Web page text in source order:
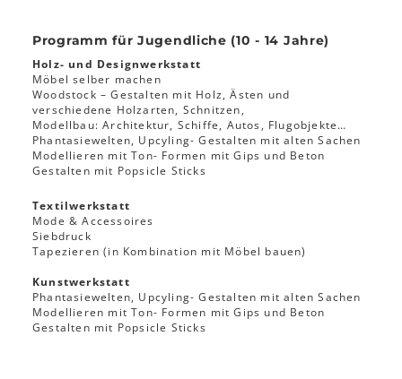
Programm für Jugendliche (10 - 14 Jahre)
Holz- und Designwerkstatt
Möbel selber machen
Woodstock – Gestalten mit Holz, Ästen und
verschiedene Holzarten, Schnitzen,
Modellbau: Architektur, Schiffe, Autos, Flugobjekte…
Phantasiewelten, Upcyling- Gestalten mit alten Sachen
Modellieren mit Ton- Formen mit Gips und Beton
Gestalten mit Popsicle Sticks
Textilwerkstatt
Mode & Accessoires
Siebdruck
Tapezieren (in Kombination mit Möbel bauen)
Kunstwerkstatt
Phantasiewelten, Upcyling- Gestalten mit alten Sachen
Modellieren mit Ton- Formen mit Gips und Beton
Gestalten mit Popsicle Sticks